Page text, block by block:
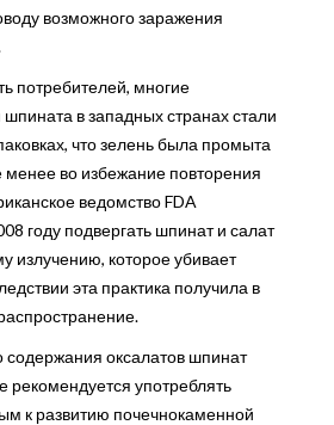
возможного заражения
потребителей, многие
в западных странах стали
что зелень была промыта
во избежание повторения
ведомство FDA
году подвергать шпинат и салат
излучению, которое убивает
эта практика получила в
содержания оксалатов шпинат
рекомендуется употреблять
к развитию почечнокаменной